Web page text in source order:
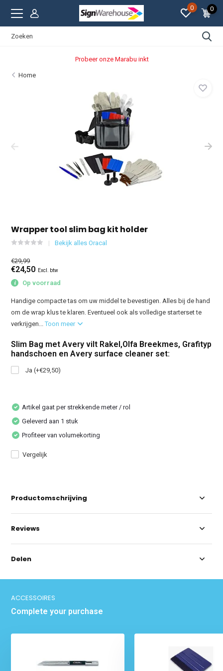
0 0
Probeer onze Marabu inkt
Home
Wrapper tool slim bag kit holder
Bekijk alles Oracal
€29,99
€24,50 Excl. btw
Op voorraad
Handige compacte tas om uw middel te bevestigen. Alles bij de hand
om de wrap klus te klaren. Eventueel ook als volledige starterset te
verkrijgen...Toon meer
Slim Bag met Avery vilt Rakel,Olfa Breekmes, Grafityp
handschoen en Avery surface cleaner set:
Ja (+€29,50)
Artikel gaat per strekkende meter / rol
Geleverd aan 1 stuk
Profiteer van volumekorting
Vergelijk
Productomschrijving
Reviews
Delen
ACCESSOIRES
Complete your purchase